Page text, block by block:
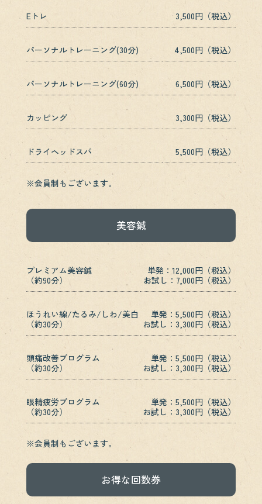
Eトレ 3,500円（税込）
パーソナルトレーニング(30分) 4,500円（税込）
パーソナルトレーニング(60分) 6,500円（税込）
カッピング 3,300円（税込）
ドライヘッドスパ 5,500円（税込）
※会員制もございます。
美容鍼
プレミアム美容鍼
（約90分）
単発：12,000円（税込）
お試し：7,000円（税込）
ほうれい線/たるみ/しわ/美白
（約30分）
単発：5,500円（税込）
お試し：3,300円（税込）
頭痛改善プログラム
（約30分）
単発：5,500円（税込）
お試し：3,300円（税込）
眼精疲労プログラム
（約30分）
単発：5,500円（税込）
お試し：3,300円（税込）
※会員制もございます。
お得な回数券